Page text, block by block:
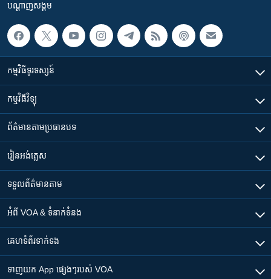
បណ្តាញ​សង្គម
កម្មវិធី​ទូរទស្សន៍
កម្មវិធី​វិទ្យុ
ព័ត៌មាន​តាមប្រធានបទ​
រៀន​​អង់គ្លេស
ទទួល​ព័ត៌មាន​តាម
អំពី​ VOA & ទំនាក់ទំនង
គេហទំព័រ​​ទាក់ទង
ទាញយក​ App ផ្សេងៗ​របស់​ VOA